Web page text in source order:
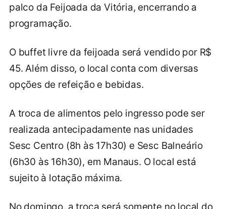
palco da Feijoada da Vitória, encerrando a
programação.
O buffet livre da feijoada será vendido por R$
45. Além disso, o local conta com diversas
opções de refeição e bebidas.
A troca de alimentos pelo ingresso pode ser
realizada antecipadamente nas unidades
Sesc Centro (8h às 17h30) e Sesc Balneário
(6h30 às 16h30), em Manaus. O local está
sujeito à lotação máxima.